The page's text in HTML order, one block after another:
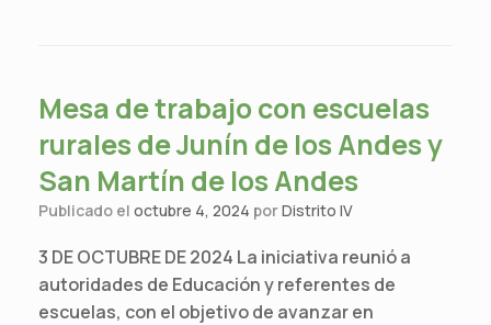
Mesa de trabajo con escuelas
rurales de Junín de los Andes y
San Martín de los Andes
Publicado el octubre 4, 2024 porDistrito IV
3 DE OCTUBRE DE 2024 La iniciativa reunió a
autoridades de Educación y referentes de
escuelas, con el objetivo de avanzar en